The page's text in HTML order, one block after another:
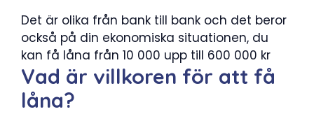
Det är olika från bank till bank och det beror
också på din ekonomiska situationen, du
kan få låna från 10 000 upp till 600 000 kr
Vad är villkoren för att få
låna?